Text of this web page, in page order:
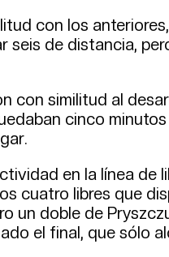
con los
seis de distancia,
con similitud al
cinco
en la línea de
cuatro libres que
un doble de
el final, que sólo